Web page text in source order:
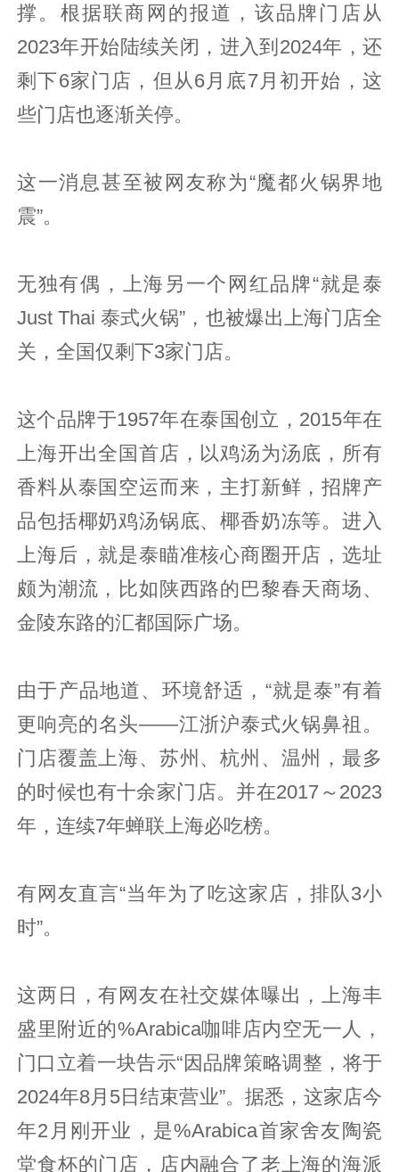
撑。根据联商网的报道，该品牌门店从
2023年开始陆续关闭，进入到2024年，还
剩下6家门店，但从6月底7月初开始，这
些门店也逐渐关停。
这一消息甚至被网友称为“魔都火锅界地
震”。
无独有偶，上海另一个网红品牌“就是泰
Just Thai 泰式火锅”，也被爆出上海门店全
关，全国仅剩下3家门店。
这个品牌于1957年在泰国创立，2015年在
上海开出全国首店，以鸡汤为汤底，所有
香料从泰国空运而来，主打新鲜，招牌产
品包括椰奶鸡汤锅底、椰香奶冻等。进入
上海后，就是泰瞄准核心商圈开店，选址
颇为潮流，比如陕西路的巴黎春天商场、
金陵东路的汇都国际广场。
由于产品地道、环境舒适，“就是泰”有着
更响亮的名头——江浙沪泰式火锅鼻祖。
门店覆盖上海、苏州、杭州、温州，最多
的时候也有十余家门店。并在2017～2023
年，连续7年蝉联上海必吃榜。
有网友直言“当年为了吃这家店，排队3小
时”。
这两日，有网友在社交媒体曝出，上海丰
盛里附近的%Arabica咖啡店内空无一人，
门口立着一块告示“因品牌策略调整，将于
2024年8月5日结束营业”。据悉，这家店今
年2月刚开业，是%Arabica首家舍友陶瓷
堂食杯的门店，店内融合了老上海的海派